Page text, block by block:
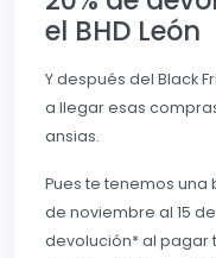
el BHD León
Y después del Black
a llegar esas
ansias.
Pues te tenemos una
de noviembre al 15
devolución* al pagar